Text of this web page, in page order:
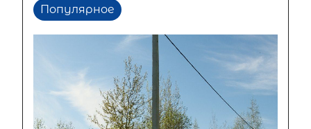
Популярное